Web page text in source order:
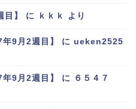
】 に ｋｋｋ より
9月2週目】 に ueken2525
9月2週目】 に
６５４７